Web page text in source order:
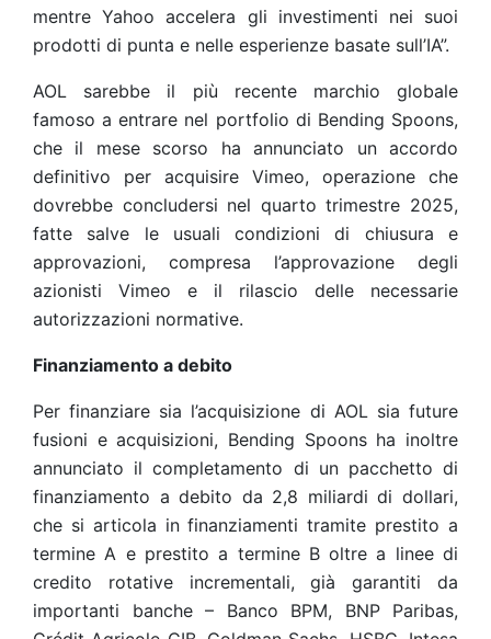
mentre Yahoo accelera gli investimenti nei suoi
prodotti di punta e nelle esperienze basate sull’IA”.
AOL sarebbe il più recente marchio globale
famoso a entrare nel portfolio di Bending Spoons,
che il mese scorso ha annunciato un accordo
definitivo per acquisire Vimeo, operazione che
dovrebbe concludersi nel quarto trimestre 2025,
fatte salve le usuali condizioni di chiusura e
approvazioni, compresa l’approvazione degli
azionisti Vimeo e il rilascio delle necessarie
autorizzazioni normative.
Finanziamento a debito
Per finanziare sia l’acquisizione di AOL sia future
fusioni e acquisizioni, Bending Spoons ha inoltre
annunciato il completamento di un pacchetto di
finanziamento a debito da 2,8 miliardi di dollari,
che si articola in finanziamenti tramite prestito a
termine A e prestito a termine B oltre a linee di
credito rotative incrementali, già garantiti da
importanti banche – Banco BPM, BNP Paribas,